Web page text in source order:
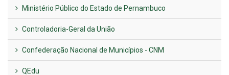
Ministério Público do Estado de Pernambuco
Controladoria-Geral da União
Confederação Nacional de Municípios - CNM
QEdu